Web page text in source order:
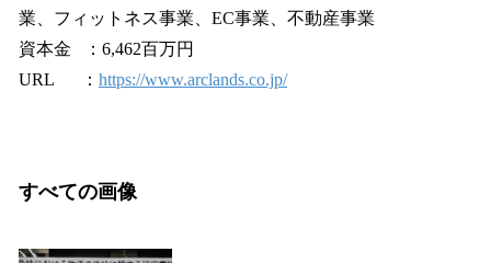
業、フィットネス事業、EC事業、不動産事業
資本金 ：6,462百万円
URL ： https://www.arclands.co.jp/
すべての画像